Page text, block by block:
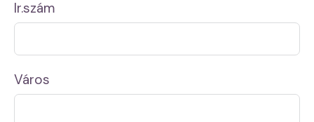
Ir.szám
Város